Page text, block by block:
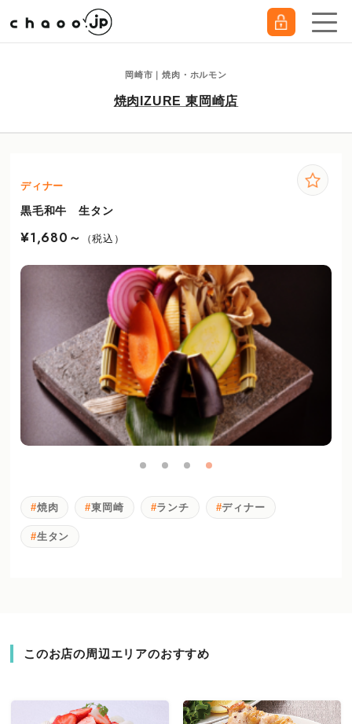
岡崎市｜焼肉・ホルモン
焼肉IZURE 東岡崎店
ディナー
黒毛和牛 生タン
¥1,680～ （税込）
焼肉 東岡崎 ランチ ディナー
生タン
このお店の周辺エリアのおすすめ